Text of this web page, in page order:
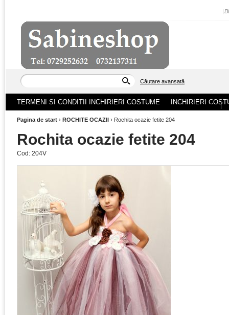
Căutare avansată
ACASA |
TERMENI SI CONDITII INCHIRIERI COSTUME INCHIRIERI
Pagina de start › ROCHITE OCAZII › Rochita ocazie fetite 204
Rochita ocazie fetite 204
Cod: 204V